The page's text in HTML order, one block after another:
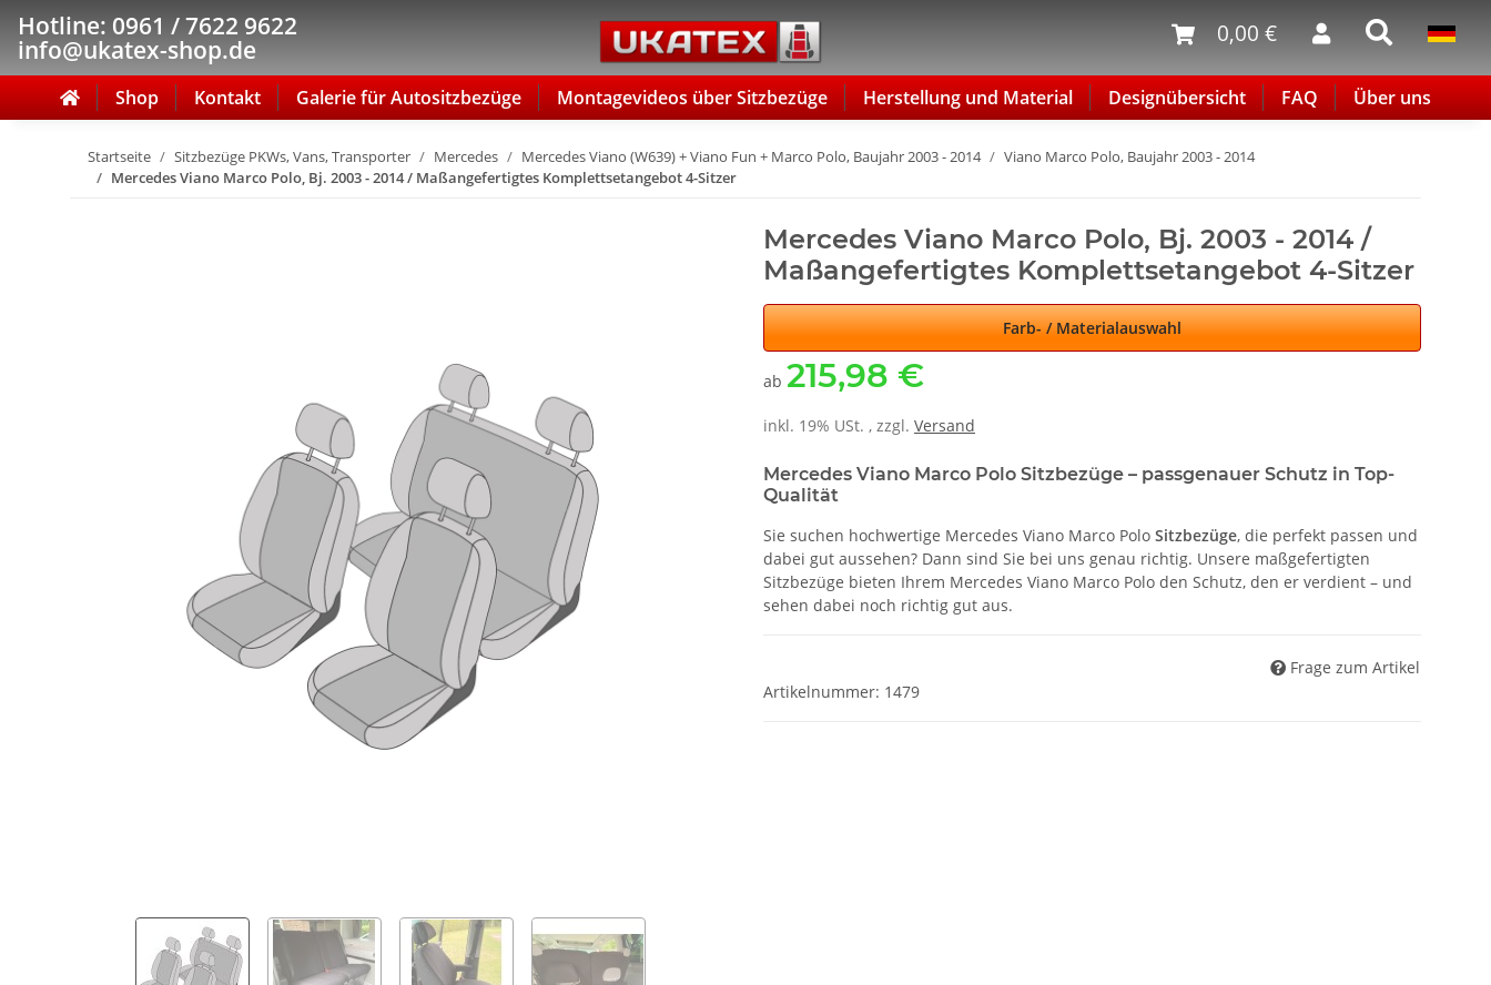
Hotline: 0961 / 7622 9622
info@ukatex-shop.de
0,00 €
Shop Kontakt Galerie für Autositzbezüge Montagevideos über Sitzbezüge Herstellung und Material Designübersicht FAQ Über uns
Startseite Sitzbezüge PKWs, Vans, Transporter Mercedes Mercedes Viano (W639) + Viano Fun + Marco Polo, Baujahr 2003 - 2014
Viano Marco Polo, Baujahr 2003 - 2014
Mercedes Viano Marco Polo, Bj. 2003 - 2014 / Maßangefertigtes Komplettsetangebot 4-Sitzer
Mercedes Viano Marco Polo, Bj. 2003 - 2014 /
Maßangefertigtes Komplettsetangebot 4-Sitzer
Farb- / Materialauswahl
ab 215,98 €
inkl. 19% USt. , zzgl. Versand
Mercedes Viano Marco Polo Sitzbezüge – passgenauer Schutz in Top-
Qualität
Sie suchen hochwertige Mercedes Viano Marco Polo Sitzbezüge, die perfekt passen und
dabei gut aussehen? Dann sind Sie bei uns genau richtig. Unsere maßgefertigten
Sitzbezüge bieten Ihrem Mercedes Viano Marco Polo den Schutz, den er verdient – und
sehen dabei noch richtig gut aus.
Frage zum Artikel
Artikelnummer: 1479